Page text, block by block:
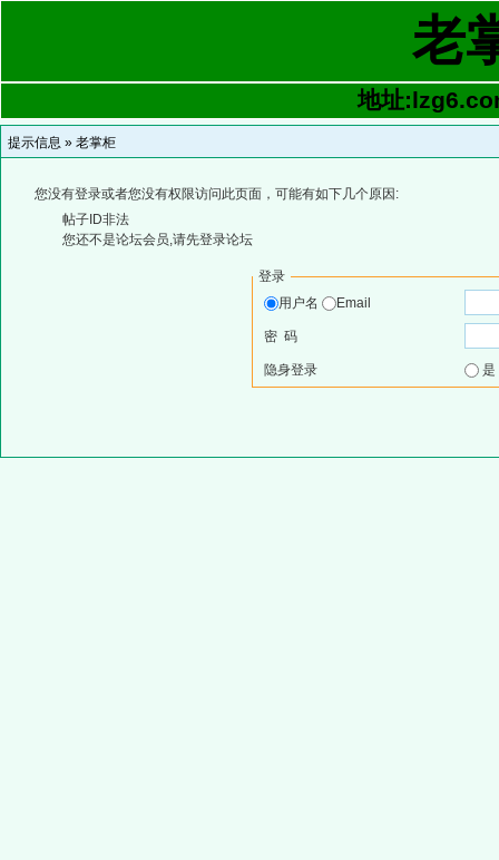
老
地址
提示信息 » 老掌柜
您没有登录或者您没有权限访问此页面，可能有如下几个原因:
帖子ID非法
您还不是论坛会员,请先登录论坛
登录
用户名
Email
密 码
隐身登录